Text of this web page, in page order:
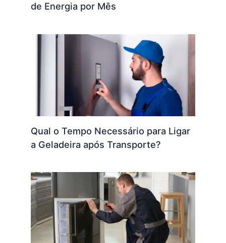
de Energia por Mês
Qual o Tempo Necessário para Ligar
a Geladeira após Transporte?